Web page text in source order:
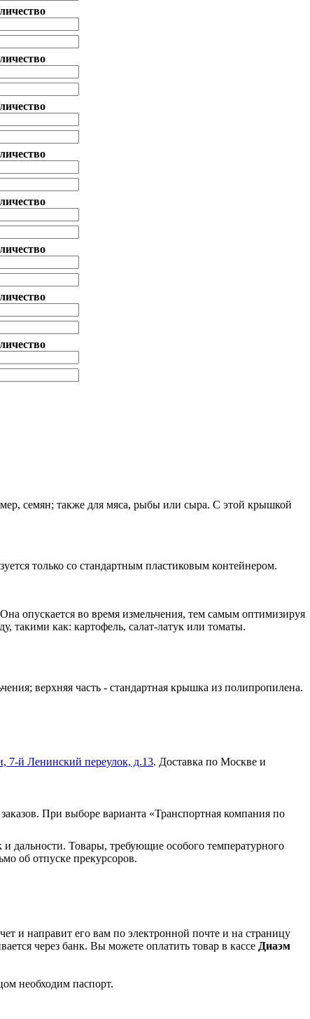
семян; также для мяса, рыбы или сыра. С этой крышкой
только со стандартным пластиковым контейнером.
опускается во время измельчения, тем самым оптимизируя
такими как: картофель, салат-латук или томаты.
верхняя часть - стандартная крышка из полипропилена.
7-й Ленинский переулок, д.13. Доставка по Москве и
При выборе варианта «Транспортная компания по
дальности. Товары, требующие особого температурного
об отпуске прекурсоров.
и направит его вам по электронной почте и на страницу
через банк. Вы можете оплатить товар в кассе Диаэм
необходим паспорт.